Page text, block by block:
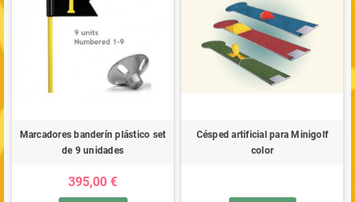
Marcadores banderín plástico set
de 9 unidades
395,00 €
Césped artificial para Minigolf
color